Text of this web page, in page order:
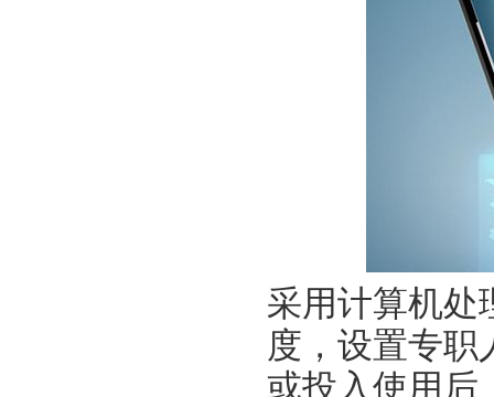
采用计算机处
度，设置专职
或投入使用后